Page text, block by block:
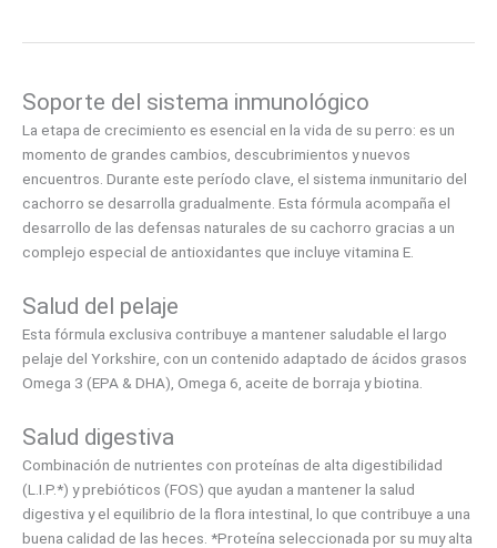
Soporte del sistema inmunológico
La etapa de crecimiento es esencial en la vida de su perro: es un
momento de grandes cambios, descubrimientos y nuevos
encuentros. Durante este período clave, el sistema inmunitario del
cachorro se desarrolla gradualmente. Esta fórmula acompaña el
desarrollo de las defensas naturales de su cachorro gracias a un
complejo especial de antioxidantes que incluye vitamina E.
Salud del pelaje
Esta fórmula exclusiva contribuye a mantener saludable el largo
pelaje del Yorkshire, con un contenido adaptado de ácidos grasos
Omega 3 (EPA & DHA), Omega 6, aceite de borraja y biotina.
Salud digestiva
Combinación de nutrientes con proteínas de alta digestibilidad
(L.I.P.*) y prebióticos (FOS) que ayudan a mantener la salud
digestiva y el equilibrio de la flora intestinal, lo que contribuye a una
buena calidad de las heces. *Proteína seleccionada por su muy alta